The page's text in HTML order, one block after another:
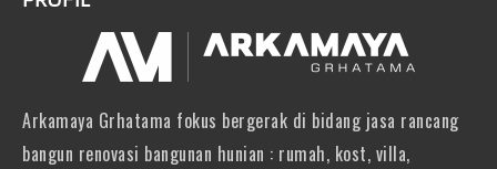
Arkamaya Grhatama fokus bergerak di bidang jasa rancang
bangun renovasi bangunan hunian : rumah, kost, villa,